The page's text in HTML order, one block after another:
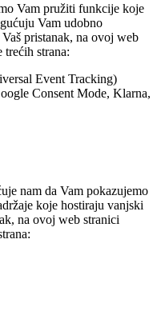
Vam pružiti funkcije koje
Vam udobno
pristanak, na ovoj web
trećih strana:
Event Tracking)
Consent Mode, Klarna,
nam da Vam pokazujemo
koje hostiraju vanjski
na ovoj web stranici